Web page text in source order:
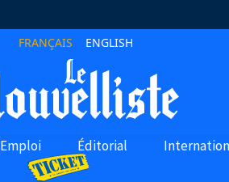
FRANÇAIS ENGLISH
Emploi Éditorial